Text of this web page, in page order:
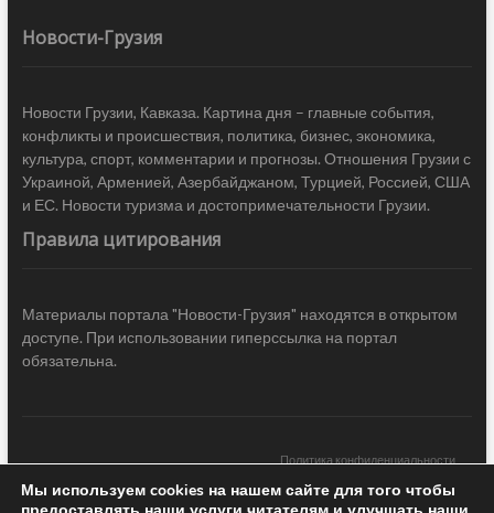
Новости-Грузия
Новости Грузии, Кавказа. Картина дня – главные события,
конфликты и происшествия, политика, бизнес, экономика,
культура, спорт, комментарии и прогнозы. Отношения Грузии с
Украиной, Арменией, Азербайджаном, Турцией, Россией, США
и ЕС. Новости туризма и достопримечательности Грузии.
Правила цитирования
Материалы портала "Новости-Грузия" находятся в открытом
доступе. При использовании гиперссылка на портал
обязательна.
Политика конфиденциальности
Новости Грузии| Black Sea Press LTD © 2020 All Rights Reserved /
Мы используем cookies на нашем сайте для того чтобы